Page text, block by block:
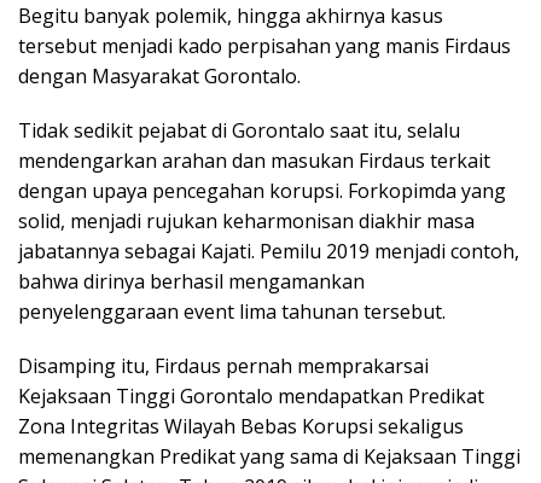
Begitu banyak polemik, hingga akhirnya kasus
tersebut menjadi kado perpisahan yang manis Firdaus
dengan Masyarakat Gorontalo.
Tidak sedikit pejabat di Gorontalo saat itu, selalu
mendengarkan arahan dan masukan Firdaus terkait
dengan upaya pencegahan korupsi. Forkopimda yang
solid, menjadi rujukan keharmonisan diakhir masa
jabatannya sebagai Kajati. Pemilu 2019 menjadi contoh,
bahwa dirinya berhasil mengamankan
penyelenggaraan event lima tahunan tersebut.
Disamping itu, Firdaus pernah memprakarsai
Kejaksaan Tinggi Gorontalo mendapatkan Predikat
Zona Integritas Wilayah Bebas Korupsi sekaligus
memenangkan Predikat yang sama di Kejaksaan Tinggi